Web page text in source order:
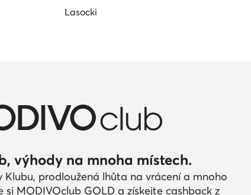
Lasocki
výhody na mnoha místech.
Klubu, prodloužená lhůta na vrácení a mnoho
si MODIVOclub GOLD a získejte cashback z